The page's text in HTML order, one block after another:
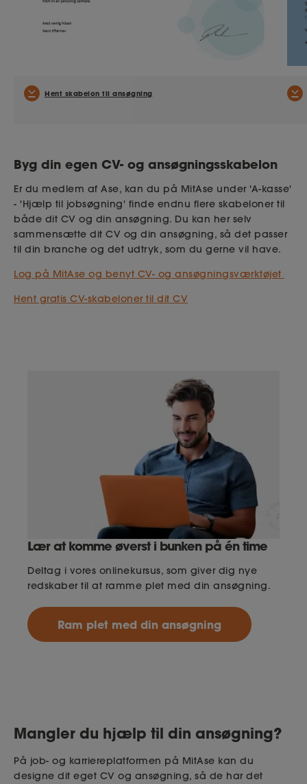
Hent skabelon til ansøgning
Byg din egen CV- og ansøgningsskabelon
Er du medlem af Ase, kan du på MitAse under 'A-kasse'
- 'Hjælp til jobsøgning' finde endnu flere skabeloner til
både dit CV og din ansøgning. Du kan her selv
sammensætte dit CV og din ansøgning, så det passer
til din branche og det udtryk, som du gerne vil have.
Log på MitAse og benyt CV- og ansøgningsværktøjet
Hent gratis CV-skabeloner til dit CV
Lær at komme øverst i bunken på én time
Deltag i vores onlinekursus, som giver dig nye
redskaber til at ramme plet med din ansøgning.
Ram plet med din ansøgning
Mangler du hjælp til din ansøgning?
På job- og karriereplatformen på MitAse kan du
designe dit eget CV og ansøgning, så de har det